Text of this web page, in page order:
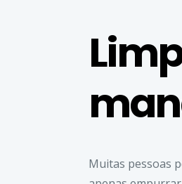
Muitas pessoas